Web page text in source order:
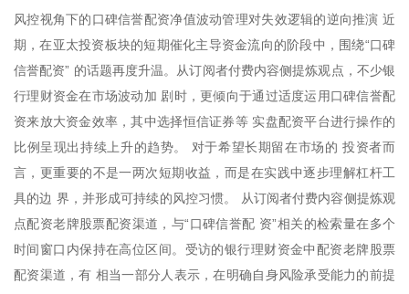
风控视角下的口碑信誉配资净值波动管理对失效逻辑的逆向推演 近
期，在亚太投资板块的短期催化主导资金流向的阶段中，围绕“口碑
信誉配资” 的话题再度升温。从订阅者付费内容侧提炼观点，不少银
行理财资金在市场波动加 剧时，更倾向于通过适度运用口碑信誉配
资来放大资金效率，其中选择恒信证券等 实盘配资平台进行操作的
比例呈现出持续上升的趋势。 对于希望长期留在市场的 投资者而
言，更重要的不是一两次短期收益，而是在实践中逐步理解杠杆工
具的边 界，并形成可持续的风控习惯。 从订阅者付费内容侧提炼观
点配资老牌股票配资渠道，与“口碑信誉配 资”相关的检索量在多个
时间窗口内保持在高位区间。受访的银行理财资金中配资老牌股票
配资渠道，有 相当一部分人表示，在明确自身风险承受能力的前提